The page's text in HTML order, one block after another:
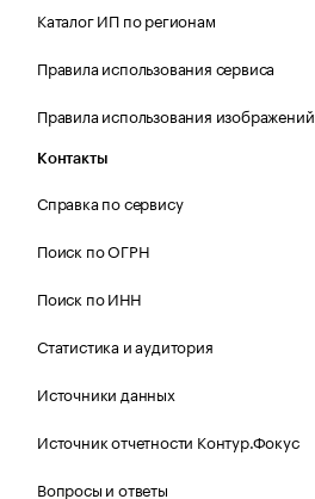
Каталог ИП по регионам
Правила использования сервиса
Правила использования изображений
Контакты
Справка по сервису
Поиск по ОГРН
Поиск по ИНН
Статистика и аудитория
Источники данных
Источник отчетности Контур.Фокус
Вопросы и ответы